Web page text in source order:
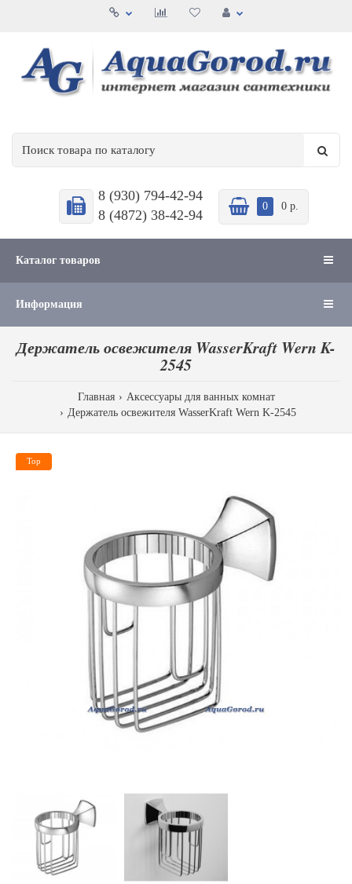
8 (930) 794-42-94
8 (4872) 38-42-94
0 0 р.
Каталог товаров
Информация
Держатель освежителя WasserKraft Wern K-
2545
Главная
Аксессуары для ванных комнат
Держатель освежителя WasserKraft Wern K-2545
Top